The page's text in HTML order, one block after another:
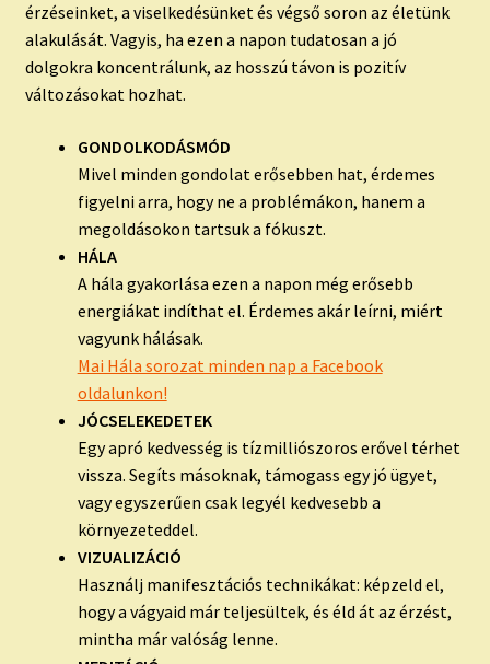
érzéseinket, a viselkedésünket és végső soron az életünk
alakulását. Vagyis, ha ezen a napon tudatosan a jó
dolgokra koncentrálunk, az hosszú távon is pozitív
változásokat hozhat.
GONDOLKODÁSMÓD
Mivel minden gondolat erősebben hat, érdemes
figyelni arra, hogy ne a problémákon, hanem a
megoldásokon tartsuk a fókuszt.
HÁLA
A hála gyakorlása ezen a napon még erősebb
energiákat indíthat el. Érdemes akár leírni, miért
vagyunk hálásak.
Mai Hála sorozat minden nap a Facebook
oldalunkon!
JÓCSELEKEDETEK
Egy apró kedvesség is tízmilliószoros erővel térhet
vissza. Segíts másoknak, támogass egy jó ügyet,
vagy egyszerűen csak legyél kedvesebb a
környezeteddel.
VIZUALIZÁCIÓ
Használj manifesztációs technikákat: képzeld el,
hogy a vágyaid már teljesültek, és éld át az érzést,
mintha már valóság lenne.